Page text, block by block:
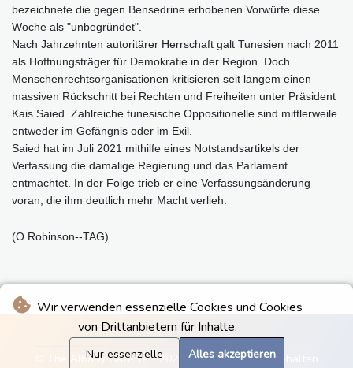
Wir verwenden essenzielle Cookies und Cookies
von Drittanbietern für Inhalte.
Nur essenzielle Alles akzeptieren
bezeichnete die gegen Bensedrine erhobenen Vorwürfe diese
Woche als "unbegründet".
Nach Jahrzehnten autoritärer Herrschaft galt Tunesien nach 2011
als Hoffnungsträger für Demokratie in der Region. Doch
Menschenrechtsorganisationen kritisieren seit langem einen
massiven Rückschritt bei Rechten und Freiheiten unter Präsident
Kais Saied. Zahlreiche tunesische Oppositionelle sind mittlerweile
entweder im Gefängnis oder im Exil.
Saied hat im Juli 2021 mithilfe eines Notstandsartikels der
Verfassung die damalige Regierung und das Parlament
entmachtet. In der Folge trieb er eine Verfassungsänderung
voran, die ihm deutlich mehr Macht verlieh.
(O.Robinson--TAG)
© The Albany Gazette - 2026 - Alle Rechte vorbehalten